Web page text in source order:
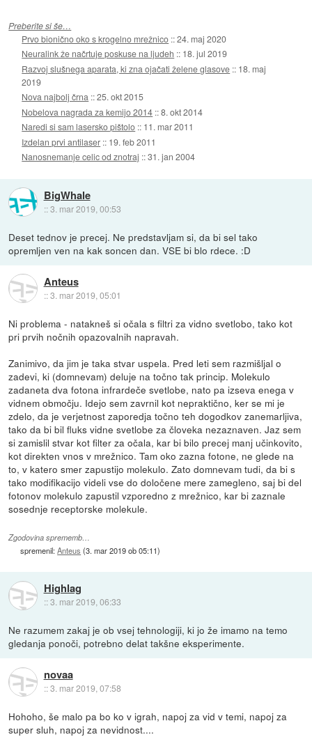
Preberite si še…
Prvo bionično oko s krogelno mrežnico ::24. maj 2020
Neuralink že načrtuje poskuse na ljudeh :: 18. jul 2019
Razvoj slušnega aparata, ki zna ojačati želene glasove :: 18. maj
2019
Nova najbolj črna ::25. okt 2015
Nobelova nagrada za kemijo 2014 ::8. okt 2014
Naredi si sam lasersko pištolo :: 11. mar 2011
Izdelan prvi antilaser :: 19. feb 2011
Nanosnemanje celic od znotraj ::31. jan 2004
BigWhale
::3. mar 2019, 00:53
Deset tednov je precej. Ne predstavljam si, da bi sel tako
opremljen ven na kak soncen dan. VSE bi blo rdece. :D
Anteus
::3. mar 2019, 05:01
Ni problema - natakneš si očala s filtri za vidno svetlobo, tako kot
pri prvih nočnih opazovalnih napravah.
Zanimivo, da jim je taka stvar uspela. Pred leti sem razmišljal o
zadevi, ki (domnevam) deluje na točno tak princip. Molekulo
zadaneta dva fotona infrardeče svetlobe, nato pa izseva enega v
vidnem območju. Idejo sem zavrnil kot nepraktično, ker se mi je
zdelo, da je verjetnost zaporedja točno teh dogodkov zanemarljiva,
tako da bi bil fluks vidne svetlobe za človeka nezaznaven. Jaz sem
si zamislil stvar kot filter za očala, kar bi bilo precej manj učinkovito,
kot direkten vnos v mrežnico. Tam oko zazna fotone, ne glede na
to, v katero smer zapustijo molekulo. Zato domnevam tudi, da bi s
tako modifikacijo videli vse do določene mere zamegleno, saj bi del
fotonov molekulo zapustil vzporedno z mrežnico, kar bi zaznale
sosednje receptorske molekule.
Zgodovina sprememb…
spremenil:Anteus (3. mar 2019 ob 05:11)
Highlag
::3. mar 2019, 06:33
Ne razumem zakaj je ob vsej tehnologiji, ki jo že imamo na temo
gledanja ponoči, potrebno delat takšne eksperimente.
novaa
::3. mar 2019, 07:58
Hohoho, še malo pa bo ko v igrah, napoj za vid v temi, napoj za
super sluh, napoj za nevidnost....